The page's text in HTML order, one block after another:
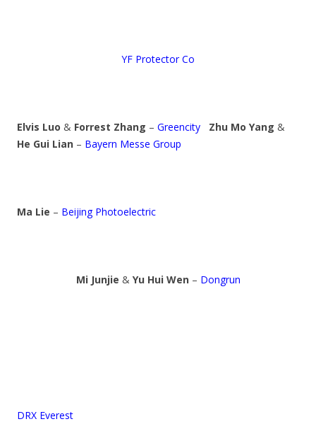
YF Protector Co
Elvis Luo & Forrest Zhang – Greencity Zhu Mo Yang &
He Gui Lian – Bayern Messe Group
Ma Lie – Beijing Photoelectric
Mi Junjie & Yu Hui Wen– Dongrun
DRX Everest